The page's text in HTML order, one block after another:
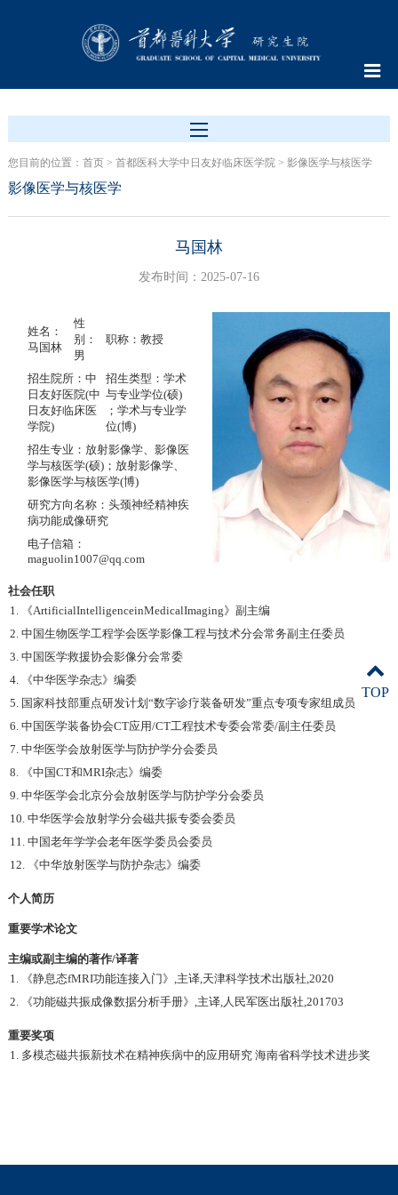
您目前的位置： 首页> 首都医科大学中日友好临床医学院> 影像医学与核医学
影像医学与核医学
马国林
发布时间：2025-07-16
姓名：
马国林
性
别：
男
职称：教授
招生院所：中
日友好医院(中
日友好临床医
学院)
招生类型：学术
与专业学位(硕)
；学术与专业学
位(博)
招生专业：放射影像学、影像医
学与核医学(硕)；放射影像学、
影像医学与核医学(博)
研究方向名称：头颈神经精神疾
病功能成像研究
电子信箱：
maguolin1007@qq.com
社会任职
1. 《ArtificialIntelligenceinMedicalImaging》副主编
2. 中国生物医学工程学会医学影像工程与技术分会常务副主任委员
3. 中国医学救援协会影像分会常委
4. 《中华医学杂志》编委
5. 国家科技部重点研发计划“数字诊疗装备研发”重点专项专家组成员
6. 中国医学装备协会CT应用/CT工程技术专委会常委/副主任委员
7. 中华医学会放射医学与防护学分会委员
8. 《中国CT和MRI杂志》编委
9. 中华医学会北京分会放射医学与防护学分会委员
10. 中华医学会放射学分会磁共振专委会委员
11. 中国老年学学会老年医学委员会委员
12. 《中华放射医学与防护杂志》编委
个人简历
重要学术论文
主编或副主编的著作/译著
1. 《静息态fMRI功能连接入门》,主译,天津科学技术出版社,2020
2. 《功能磁共振成像数据分析手册》,主译,人民军医出版社,201703
重要奖项
1. 多模态磁共振新技术在精神疾病中的应用研究 海南省科学技术进步奖
TOP